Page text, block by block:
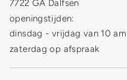
7722 GA Dalfsen
openingstijden:
dinsdag - vrijdag van 10
zaterdag op afspraak